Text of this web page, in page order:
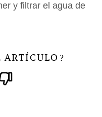
y filtrar el agua de
ARTÍCULO ?